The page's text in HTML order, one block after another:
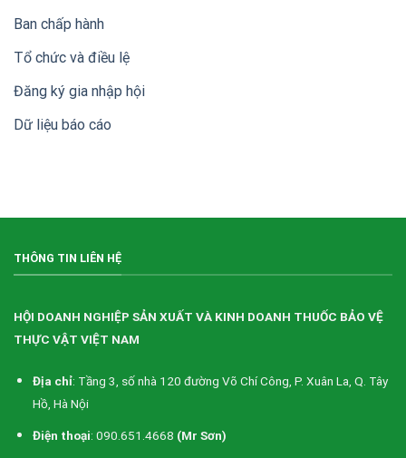
Ban chấp hành
Tổ chức và điều lệ
Đăng ký gia nhập hội
Dữ liệu báo cáo
THÔNG TIN LIÊN HỆ
HỘI DOANH NGHIỆP SẢN XUẤT VÀ KINH DOANH THUỐC BẢO VỆ
THỰC VẬT VIỆT NAM
Địa chỉ: Tầng 3, số nhà 120 đường Võ Chí Công, P. Xuân La, Q. Tây
Hồ, Hà Nội
Điện thoại: 090.651.4668 (Mr Sơn)